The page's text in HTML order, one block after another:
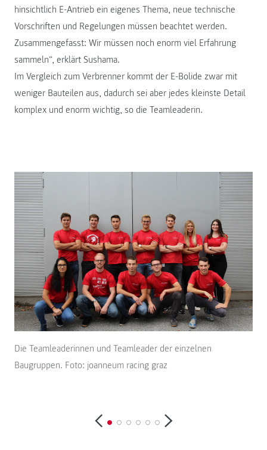
hinsichtlich E-Antrieb ein eigenes Thema, neue technische
Vorschriften und Regelungen müssen beachtet werden.
Zusammengefasst: Wir müssen noch enorm viel Erfahrung
sammeln“, erklärt Sushama.
Im Vergleich zum Verbrenner kommt der E-Bolide zwar mit
weniger Bauteilen aus, dadurch sei aber jedes kleinste Detail
komplex und enorm wichtig, so die Teamleaderin.
Die Teamleaderinnen und Teamleader der einzelnen
Baugruppen. Foto: joanneum racing graz